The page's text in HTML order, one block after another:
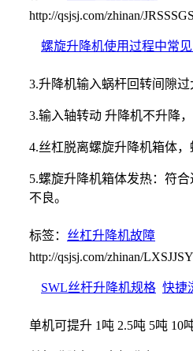
http://qsjsj.com/zhinan/
螺旋升降机使用过程中常
3.升降机输入蜗杆回转间隙
3.输入轴转动 升降机不升降
4.丝杠脱离螺旋升降机箱体
5.螺旋升降机箱体发热：符
不良。
标签： 丝杠升降机故障
http://qsjsj.com/zhinan/
SWL丝杆升降机规格 快捷
单机可提升 1吨 2.5吨 5吨 10